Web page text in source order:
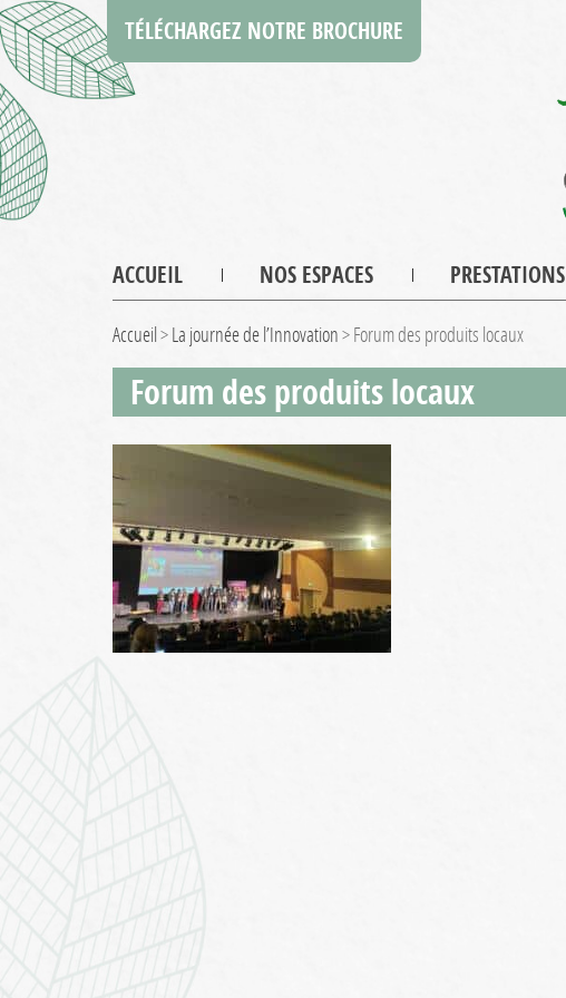
TÉLÉCHARGEZ NOTRE BROCHURE
ACCUEIL NOS ESPACES PRESTATIONS
Accueil>La journée de l’Innovation>Forum des produits locaux
Forum des produits locaux